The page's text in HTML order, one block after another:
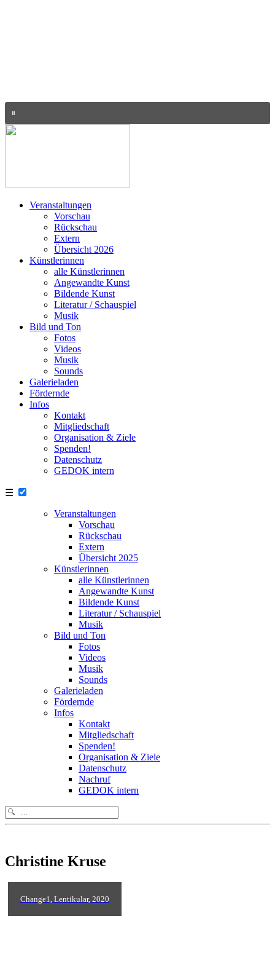
Veranstaltungen
Vorschau
Rückschau
Extern
Übersicht 2026
Künstlerinnen
alle Künstlerinnen
Angewandte Kunst
Bildende Kunst
Literatur / Schauspiel
Musik
Bild und Ton
Fotos
Videos
Musik
Sounds
Galerieladen
Fördernde
Infos
Kontakt
Mitgliedschaft
Organisation & Ziele
Spenden!
Datenschutz
GEDOK intern
☰
Veranstaltungen
Vorschau
Rückschau
Extern
Übersicht 2025
Künstlerinnen
alle Künstlerinnen
Angewandte Kunst
Bildende Kunst
Literatur / Schauspiel
Musik
Bild und Ton
Fotos
Videos
Musik
Sounds
Galerieladen
Fördernde
Infos
Kontakt
Mitgliedschaft
Spenden!
Organisation & Ziele
Datenschutz
Nachruf
GEDOK intern
Search
for:
Christine Kruse
Change1, Lentikular, 2020